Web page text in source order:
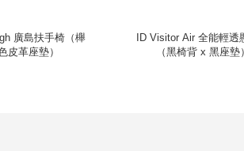
廣島扶手椅（櫸
皮革座墊）
ID Visitor Air 全能輕透
（黑椅背 x 黑座墊）